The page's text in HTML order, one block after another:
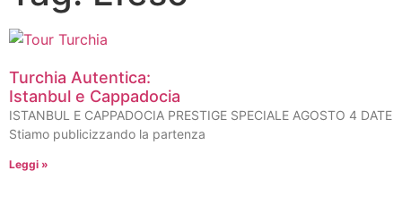
Turchia Autentica:
Istanbul e Cappadocia
ISTANBUL E CAPPADOCIA PRESTIGE SPECIALE AGOSTO 4 DATE
Stiamo publicizzando la partenza
Leggi »